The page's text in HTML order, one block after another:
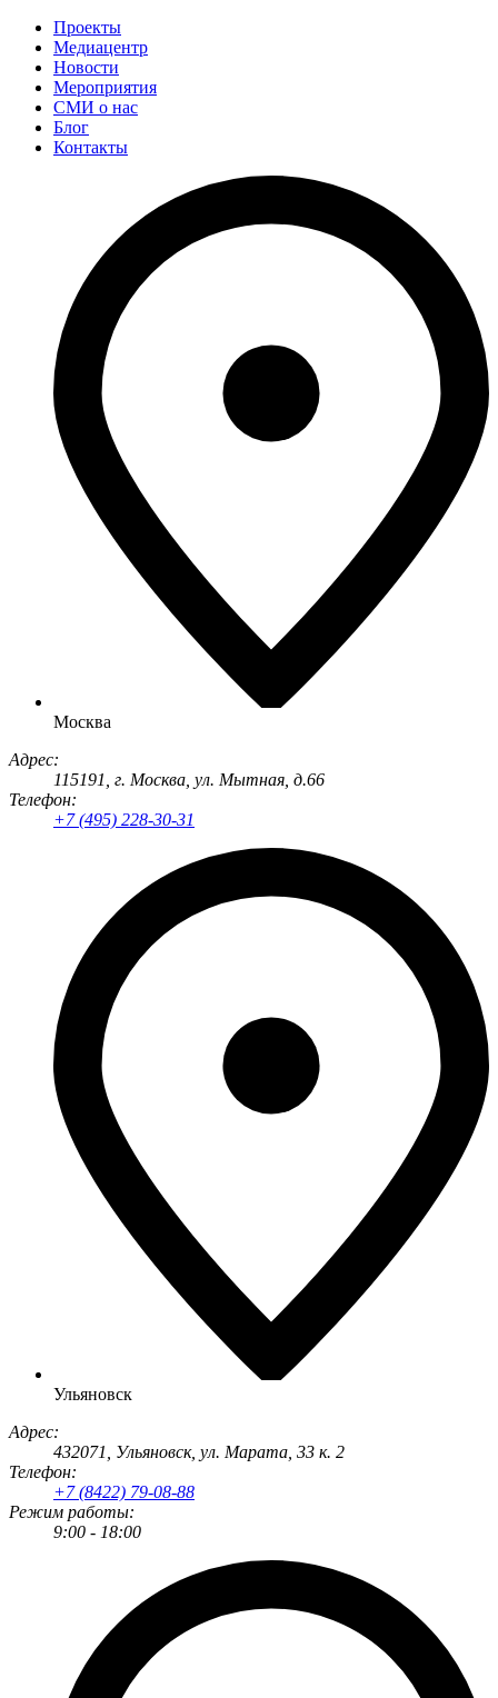
Проекты
Медиацентр
Новости
Мероприятия
СМИ о нас
Блог
Контакты
Москва
Адрес:
115191 , г. Москва ул. Мытная, д.66
Телефон:
+7 (495) 228-30-31
Ульяновск
Адрес:
432071
Ульяновск, ул. Марата, 33 к. 2
Телефон:
+7 (8422) 79-08-88
Режим работы:
9:00 - 18:00